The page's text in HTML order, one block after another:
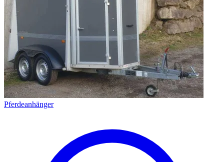
Pferdeanhänger